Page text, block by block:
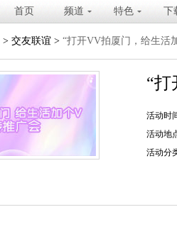
首页 频道 特色 下
> 交友联谊 > “打开VV拍厦门，给生活
“
活动时
活动地
活动分